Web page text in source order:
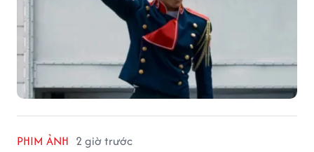
PHIM ẢNH 2 giờ trước